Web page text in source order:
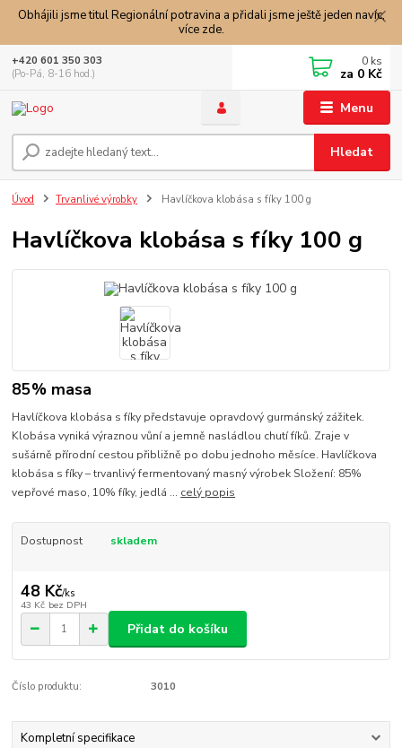
Obhájili jsme titul Regionální potravina a přidali jsme ještě jeden navíc,
více zde.
Menu
Hledat
+420 601 350 303
(Po-Pá, 8-16 hod.)
0 ks
za 0 Kč
Úvod Trvanlivé výrobky Havlíčkova klobása s fíky 100 g
Havlíčkova klobása s fíky 100 g
85% masa
Havlíčkova klobása s fíky představuje opravdový gurmánský zážitek.
Klobása vyniká výraznou vůní a jemně nasládlou chutí fíků. Zraje v
sušárně přírodní cestou přibližně po dobu jednoho měsíce. Havlíčkova
klobása s fíky – trvanlivý fermentovaný masný výrobek Složení: 85%
vepřové maso, 10% fíky, jedlá ... celý popis
Dostupnost skladem
48 Kč/ks
43 Kč bez DPH
Přidat do košíku
Číslo produktu: 3010
Kompletní specifikace